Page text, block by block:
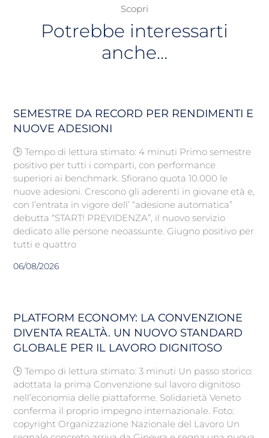
Scopri
Potrebbe interessarti
anche…
SEMESTRE DA RECORD PER RENDIMENTI E
NUOVE ADESIONI
🕒 Tempo di lettura stimato: 4 minuti Primo semestre
positivo per tutti i comparti, con performance
superiori ai benchmark. Sfiorano quota 10.000 le
nuove adesioni. Crescono gli aderenti in giovane età e,
con l’entrata in vigore dell’ “adesione automatica”
debutta “START! PREVIDENZA”, il nuovo servizio
dedicato alle persone neoassunte. Giugno positivo per
tutti e quattro
06/08/2026
PLATFORM ECONOMY: LA CONVENZIONE
DIVENTA REALTÀ. UN NUOVO STANDARD
GLOBALE PER IL LAVORO DIGNITOSO
🕒 Tempo di lettura stimato: 3 minuti Un passo storico:
adottata la prima Convenzione sul lavoro dignitoso
nell’economia delle piattaforme. Solidarietà Veneto
conferma il proprio impegno internazionale. Foto:
copyright Organizzazione Nazionale del Lavoro Un